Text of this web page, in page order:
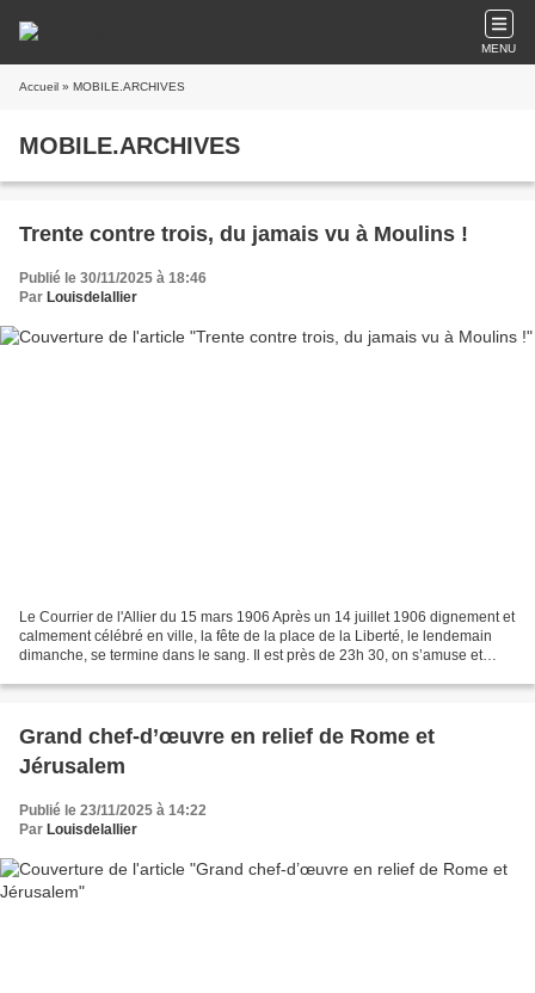
MENU
Accueil » MOBILE.ARCHIVES
MOBILE.ARCHIVES
Trente contre trois, du jamais vu à Moulins !
Publié le 30/11/2025 à 18:46
Par Louisdelallier
Le Courrier de l'Allier du 15 mars 1906 Après un 14 juillet 1906 dignement et
calmement célébré en ville, la fête de la place de la Liberté, le lendemain
dimanche, se termine dans le sang. Il est près de 23h 30, on s’amuse et
Grand chef-d’œuvre en relief de Rome et
Jérusalem
Publié le 23/11/2025 à 14:22
Par Louisdelallier